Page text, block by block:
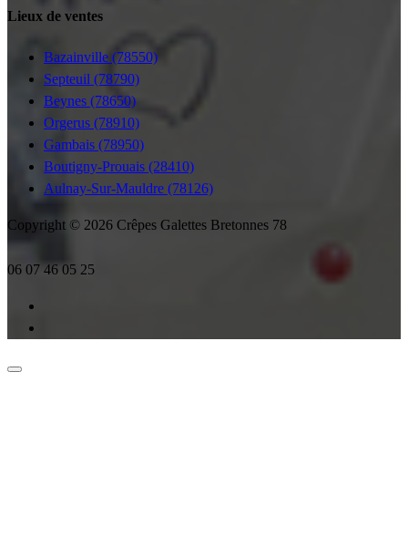
Lieux de ventes
Bazainville (78550)
Septeuil (78790)
Beynes (78650)
Orgerus (78910)
Gambais (78950)
Boutigny-Prouais (28410)
Aulnay-Sur-Mauldre (78126)
Copyright © 2026 Crêpes Galettes Bretonnes 78
06 07 46 05 25